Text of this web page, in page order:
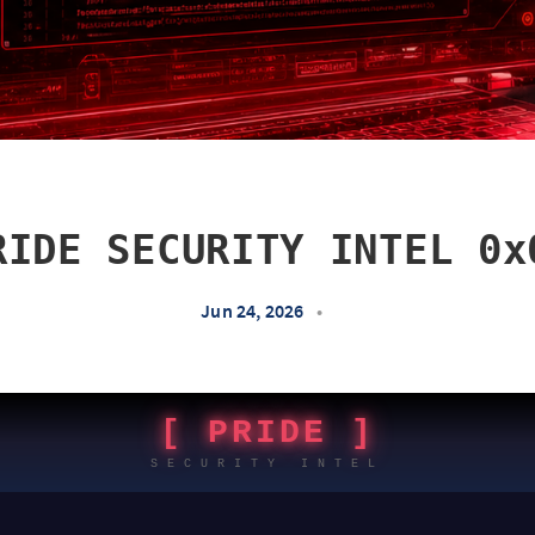
SECURITY INTEL
Jun 24, 2026 •
[ PRIDE ]
SECURITY INTEL